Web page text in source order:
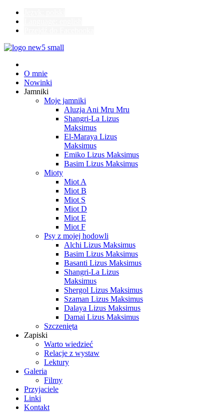
O mnie
Nowinki
Jamniki
Moje jamniki
Aluzja Ani Mru Mru
Shangri-La Lizus
Maksimus
El-Maraya Lizus
Maksimus
Emiko Lizus Maksimus
Basim Lizus Maksimus
Mioty
Miot A
Miot B
Miot S
Miot D
Miot E
Miot F
Psy z mojej hodowli
Alchi Lizus Maksimus
Basim Lizus Maksimus
Basanti Lizus Maksimus
Shangri-La Lizus
Maksimus
Shergol Lizus Maksimus
Szaman Lizus Maksimus
Dalaya Lizus Maksimus
Damai Lizus Maksimus
Szczenięta
Zapiski
Warto wiedzieć
Relacje z wystaw
Lektury
Galeria
Filmy
Przyjaciele
Linki
Kontakt